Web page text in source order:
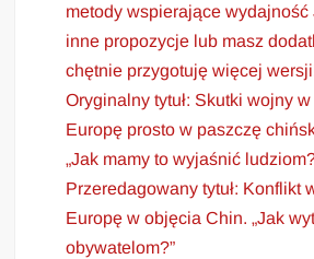
metody wspierające wydajność
inne propozycje lub masz
chętnie przygotuję więcej
Oryginalny tytuł: Skutki wojny
Europę prosto w paszczę
„Jak mamy to wyjaśnić
Przeredagowany tytuł: Konflikt
Europę w objęcia Chin. „Jak
obywatelom?”